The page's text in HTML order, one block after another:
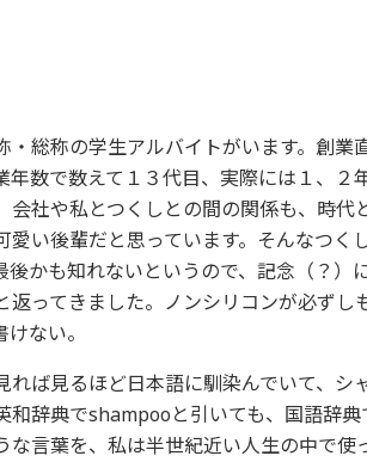
・総称の学生アルバイトがいます。創業
年数で数えて１３代目、実際には１、２
会社や私とつくしとの間の関係も、時代
愛い後輩だと思っています。そんなつく
後かも知れないというので、記念（？）
返ってきました。ノンシリコンが必ずし
ない。
れば見るほど日本語に馴染んでいて、シ
和辞典でshampooと引いても、国語辞
な言葉を、私は半世紀近い人生の中で使